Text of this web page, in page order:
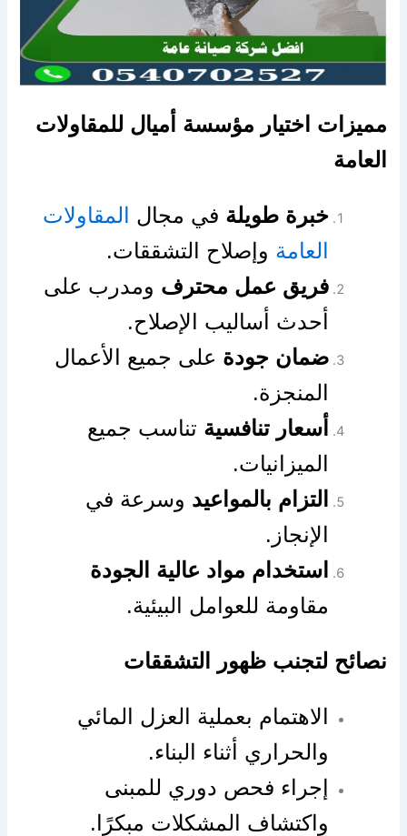
مميزات اختيار مؤسسة أميال للمقاولات
العامة
خبرة طويلة في مجال
المقاولات
العامة وإصلاح التشققات.
فريق عمل محترف ومدرب على
أحدث أساليب الإصلاح.
ضمان جودة على جميع الأعمال
المنجزة.
أسعار تنافسية تناسب جميع
الميزانيات.
التزام بالمواعيد وسرعة في
الإنجاز.
استخدام مواد عالية الجودة
مقاومة للعوامل البيئية.
نصائح لتجنب ظهور التشققات
الاهتمام بعملية العزل المائي
والحراري أثناء البناء.
إجراء فحص دوري للمبنى
واكتشاف المشكلات مبكرًا.